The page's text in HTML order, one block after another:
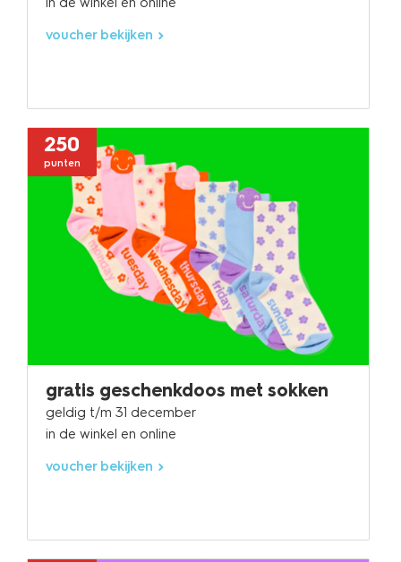
voucher bekijken
250
punten
gratis geschenkdoos met sokken
geldig t/m 31 december
in de winkel en online
voucher bekijken